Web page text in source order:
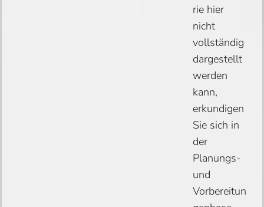
rie hier
nicht
vollständig
dargestellt
werden
kann,
erkundigen
Sie sich in
der
Planungs-
und
Vorbereitun